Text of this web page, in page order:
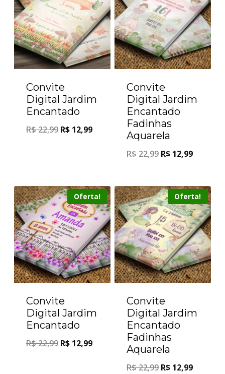
Convite
Digital Jardim
Encantado
R$22,99 R$ 12,99
Convite
Digital Jardim
Encantado
Fadinhas
Aquarela
R$22,99 R$ 12,99
Oferta!
Convite
Digital Jardim
Encantado
R$22,99 R$ 12,99
Oferta!
Convite
Digital Jardim
Encantado
Fadinhas
Aquarela
R$22,99 R$ 12,99